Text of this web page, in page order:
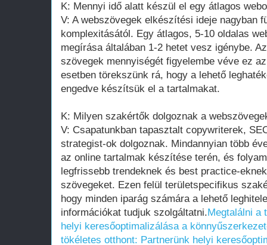
K: Mennyi idő alatt készül el egy átlagos
V: A webszövegek elkészítési ideje nagyban
komplexitásától. Egy átlagos, 5-10 oldalas
megírása általában 1-2 hetet vesz igénybe.
szövegek mennyiségét figyelembe véve ez
esetben törekszünk rá, hogy a lehető
engedve készítsük el a tartalmakat.
K: Milyen szakértők dolgoznak a
V: Csapatunkban tapasztalt copywriterek,
strategist-ok dolgoznak. Mindannyian több
az online tartalmak készítése terén, és
legfrissebb trendeknek és best practice-
szövegeket. Ezen felül területspecifikus
hogy minden iparág számára a lehető
információkat tudjuk szolgáltatni.Megtalálni a
helyi keresőoptimalizálása a
tökéletes otthont: Partnerünk helyi